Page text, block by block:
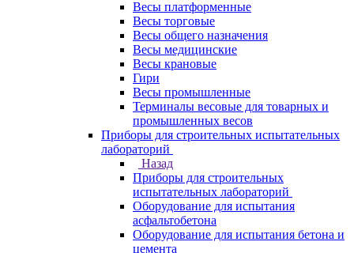
Весы платформенные
Весы торговые
Весы общего назначения
Весы медицинские
Весы крановые
Гири
Весы промышленные
Терминалы весовые для товарных и
промышленных весов
Приборы для строительных испытательных
лабораторий
Назад
Приборы для строительных
испытательных лабораторий
Оборудование для испытания
асфальтобетона
Оборудование для испытания бетона и
цемента